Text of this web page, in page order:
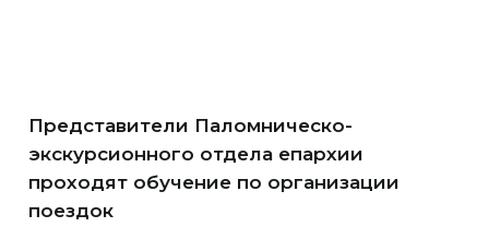
Представители Паломническо-
экскурсионного отдела епархии
проходят обучение по организации
поездок